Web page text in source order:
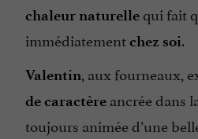
chaleur naturellequi fait
immédiatementchez soi.
Valentin, aux fourneaux,
de caractère ancrée dans
toujours animée d’une